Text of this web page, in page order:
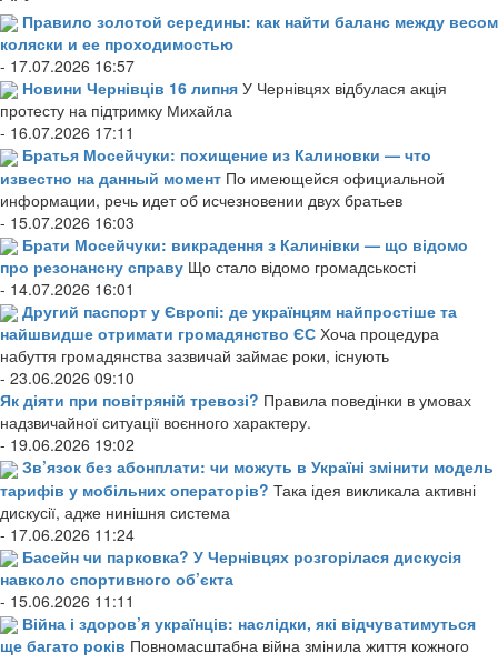
Правило золотой середины: как найти баланс между весом
коляски и ее проходимостью
- 17.07.2026 16:57
Новини Чернівців 16 липня У Чернівцях відбулася акція
протесту на підтримку Михайла
- 16.07.2026 17:11
Братья Мосейчуки: похищение из Калиновки — что
известно на данный момент По имеющейся официальной
информации, речь идет об исчезновении двух братьев
- 15.07.2026 16:03
Брати Мосейчуки: викрадення з Калинівки — що відомо
про резонансну справу Що стало відомо громадськості
- 14.07.2026 16:01
Другий паспорт у Європі: де українцям найпростіше та
найшвидше отримати громадянство ЄС Хоча процедура
набуття громадянства зазвичай займає роки, існують
- 23.06.2026 09:10
Як діяти при повітряній тревозі? Правила поведінки в умовах
надзвичайної ситуації воєнного характеру.
- 19.06.2026 19:02
Зв’язок без абонплати: чи можуть в Україні змінити модель
тарифів у мобільних операторів? Така ідея викликала активні
дискусії, адже нинішня система
- 17.06.2026 11:24
Басейн чи парковка? У Чернівцях розгорілася дискусія
навколо спортивного об’єкта
- 15.06.2026 11:11
Війна і здоров’я українців: наслідки, які відчуватимуться
ще багато років Повномасштабна війна змінила життя кожного